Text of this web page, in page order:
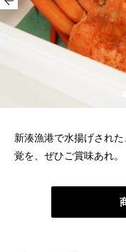
新湊漁港で水揚げされ
覚を、ぜひご賞味あれ。